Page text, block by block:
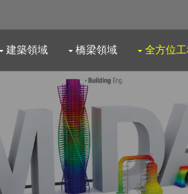
建築領域 橋梁領域 全方位